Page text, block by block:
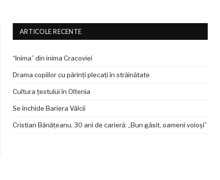
ARTICOLE RECENTE
“Inima” din inima Cracoviei
Drama copiilor cu părinți plecați în străinătate
Cultura țestului în Oltenia
Se închide Bariera Vâlcii
Cristian Bănățeanu, 30 ani de carieră: „Bun găsit, oameni voioși”